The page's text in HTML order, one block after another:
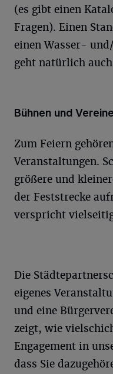
(es gibt einen
Fragen). Einen
einen Wasser-
geht natürlich
Bühnen und Vereine
Zum Feiern
Veranstaltungen.
größere und
der Feststrecke
verspricht
Die
eigenes
und eine
zeigt, wie
Engagement in
dass Sie